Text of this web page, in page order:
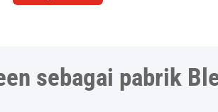
sebagai pabrik